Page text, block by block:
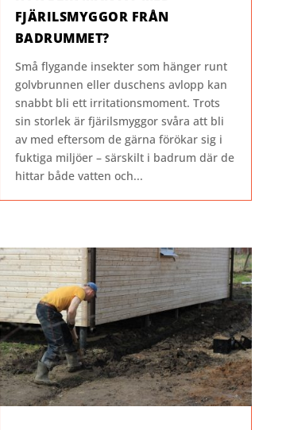
FJÄRILSMYGGOR FRÅN
BADRUMMET?
Små flygande insekter som hänger runt
golvbrunnen eller duschens avlopp kan
snabbt bli ett irritationsmoment. Trots
sin storlek är fjärilsmyggor svåra att bli
av med eftersom de gärna förökar sig i
fuktiga miljöer – särskilt i badrum där de
hittar både vatten och...